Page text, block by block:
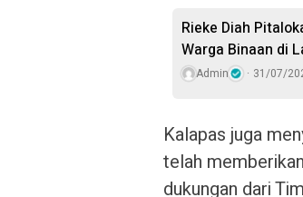
Rieke Diah
Warga Binaan di
Admin 31/07/
Kalapas juga
telah
dukungan dari